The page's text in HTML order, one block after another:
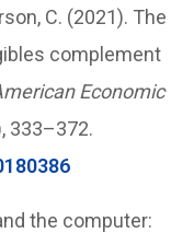
C. (2021). The
complement
Economic
333–372.
the computer: